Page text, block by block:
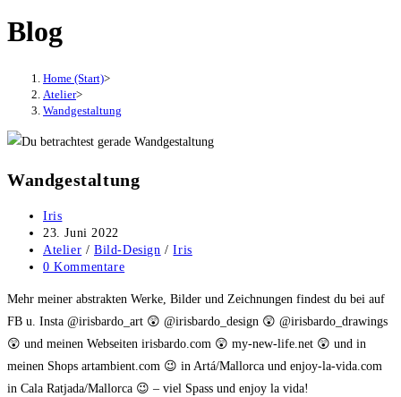
Blog
Home (Start)>
Atelier>
Wandgestaltung
Wandgestaltung
Beitrags-
Autor:
Iris
Beitrag
veröffentlicht:
23. Juni 2022
Beitrags-
Kategorie:
Atelier / Bild-Design / Iris
Beitrags-
0 Kommentare
Mehr meiner abstrakten Werke, Bilder und Zeichnungen findest du bei auf
FB u. Insta @irisbardo_art 😲 @irisbardo_design 😲 @irisbardo_drawings
😲 und meinen Webseiten irisbardo.com 😲 my-new-life.net 😲 und in
meinen Shops artambient.com 😉 in Artá/Mallorca und enjoy-la-vida.com
in Cala Ratjada/Mallorca 😉 – viel Spass und enjoy la vida!